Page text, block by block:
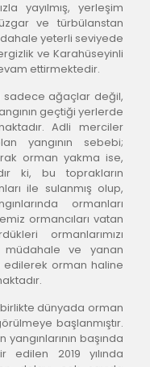
yayılmış, yerleşim
ve türbülanstan
yeterli seviyede
ve Karahüseyinli
ettirmektedir.
sadece ağaçlar değil,
geçtiği yerlerde
Adli merciler
yangının sebebi;
orman yakma ise,
ki, bu toprakların
ile sulanmış olup,
ormanları
ormancıları vatan
ormanlarımızı
müdahale ve yanan
edilerek orman haline
dünyada orman
başlanmıştır.
yangınlarının başında
edilen 2019 yılında